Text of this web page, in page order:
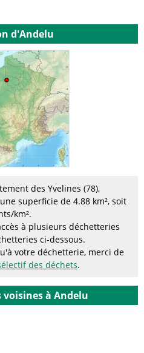
d'Andelu
des Yvelines (78),
superficie de 4.88 km², soit
km².
à plusieurs déchetteries
ci-dessous.
votre déchetterie, merci de
des déchets.
voisines à Andelu